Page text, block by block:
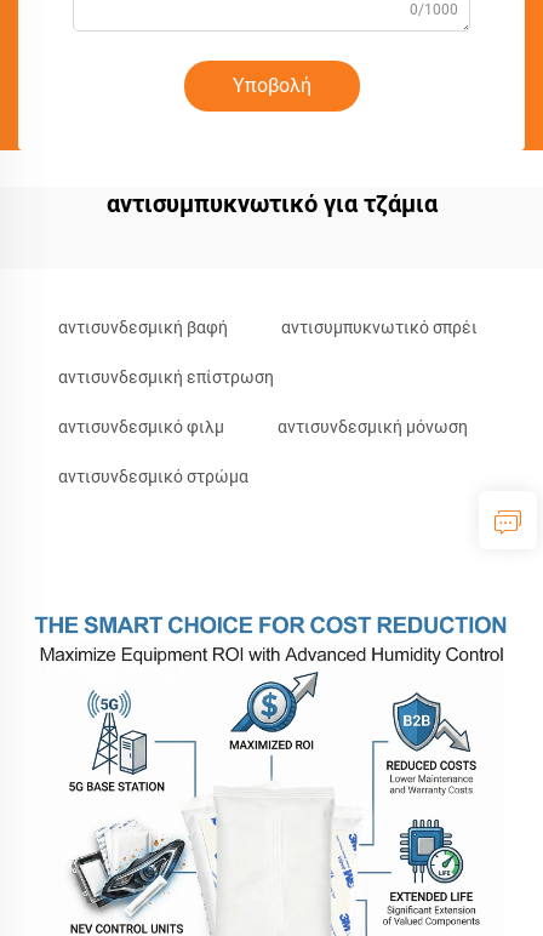
0/1000
Υποβολή
αντισυμπυκνωτικό για τζάμια
αντισυνδεσμική βαφή αντισυμπυκνωτικό σπρέι
αντισυνδεσμική επίστρωση
αντισυνδεσμικό φιλμ αντισυνδεσμική μόνωση
αντισυνδεσμικό στρώμα